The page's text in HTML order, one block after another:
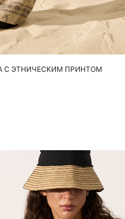
Добавить в корзину
S
С ЭТНИЧЕСКИМ ПРИНТОМ